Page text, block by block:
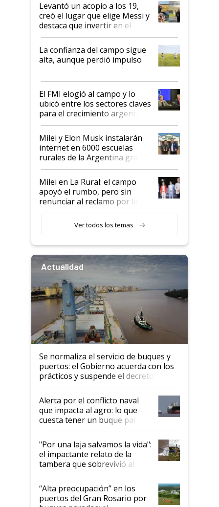
Levantó un acopio a los 19,
creó el lugar que elige Messi y
destaca que invertir en el
kirchnerismo era como "darle
plata a un hijo para droga":
Juan Félix Rossetti, el libertario
que de una dura crisis salió
de Milei
La confianza del campo sigue
alta, aunque perdió impulso
El FMI elogió al campo y lo
ubicó entre los sectores claves
para el crecimiento argentino
Milei y Elon Musk instalarán
internet en 6000 escuelas
rurales de la Argentina gracias
a un acuerdo con Starlink
Milei en La Rural: el campo
apoyó el rumbo, pero sin
renunciar al reclamo por las
Ver todos los temas
Actualidad
Se normaliza el servicio de buques y
puertos: el Gobierno acuerda con los
prácticos y suspende el decreto de
desregulación
Alerta por el conflicto naval
que impacta al agro: lo que
cuesta tener un buque parado
y el peligro de que Argentina
pase a ser "país sucio"
"Por una laja salvamos la vida":
el impactante relato de la
tambera que sobrevivió al
tornado
“Alta preocupación” en los
puertos del Gran Rosario por